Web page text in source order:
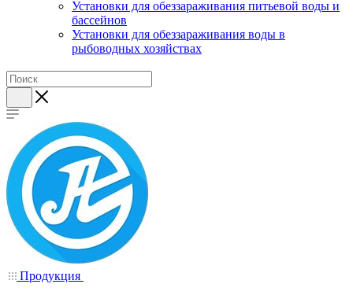
Установки для обеззараживания питьевой воды и
бассейнов
Установки для обеззараживания воды в
рыбоводных хозяйствах
Продукция